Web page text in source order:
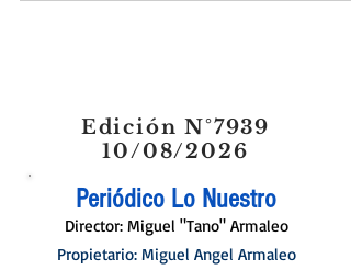
Edición N°7939
10/08/2026
Periódico Lo Nuestro
Director: Miguel "Tano" Armaleo